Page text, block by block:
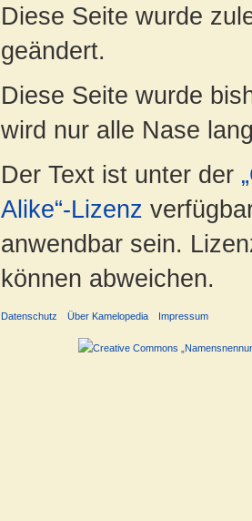
Diese Seite wurde
geändert.
Diese Seite wurde
wird nur alle Nase
Der Text ist unter der
Alike“-Lizenz
anwendbar sein.
können abweichen.
Datenschutz Über Kamelopedia Impressum